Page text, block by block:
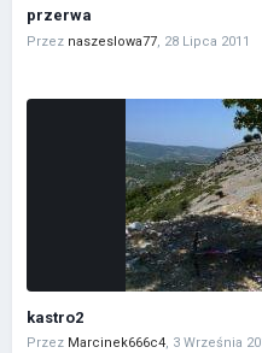
przerwa
Przez naszeslowa77, 28 Lipca 2011
kastro2
Przez Marcinek666c4, 3 Września